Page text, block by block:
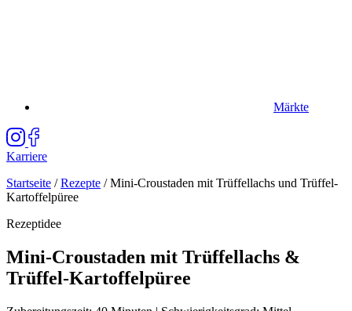
Märkte
Karriere
Startseite /Rezepte /Mini-Croustaden mit Trüffellachs und Trüffel-
Kartoffelpüree
Rezeptidee
Mini-Croustaden mit Trüffellachs &
Trüffel-Kartoffelpüree